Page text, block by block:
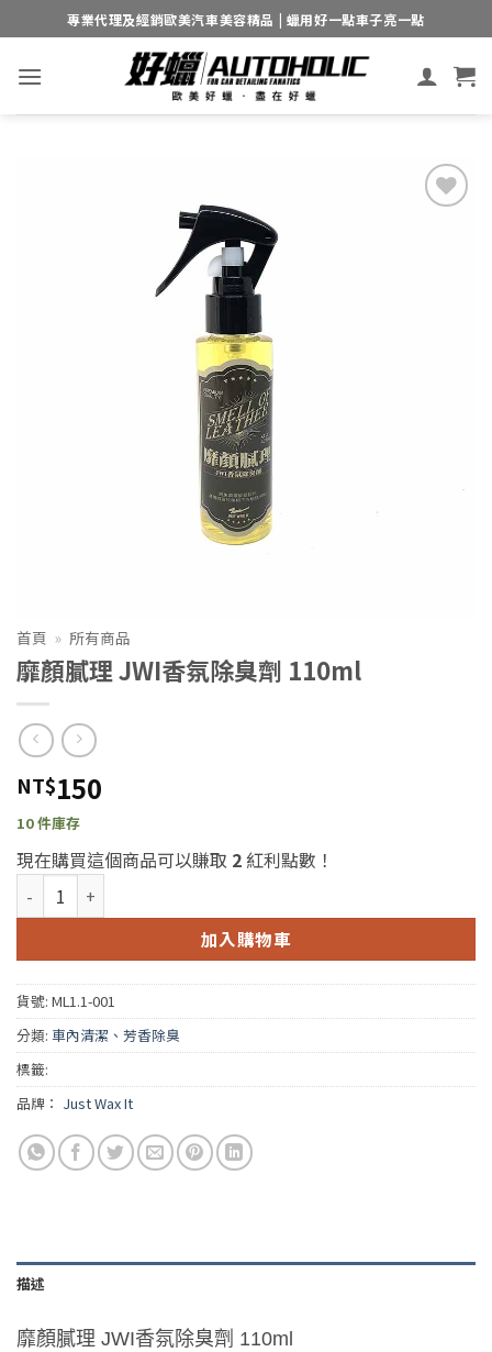
to
content
專業代理及經銷歐美汽車美容精品 | 蠟用好一點車子亮一點
首頁 » 所有商品
靡顏膩理 JWI香氛除臭劑 110ml
NT$150
10 件庫存
現在購買這個商品可以賺取 2紅利點數！
靡顏膩理 JWI香氛除臭劑 110ml 數量
加入購物車
貨號: ML1.1-001
分類: 車內清潔、芳香除臭
標籤:
品牌： Just Wax It
描述
靡顏膩理 JWI香氛除臭劑 110ml